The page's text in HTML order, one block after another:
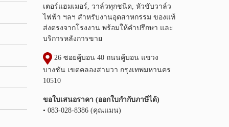
เตอร์แฮมเมอร์, วาล์วทุกชนิด, หัวขับวาล์ว
ไฟฟ้า ฯลฯ สำหรับงานอุตสาหกรรม ของแท้
ส่งตรงจากโรงงาน พร้อมให้คำปรึกษา และ
บริการหลังการขาย
26 ซอยคู้บอน 40 ถนนคู้บอน แขวง
บางชัน เขตคลองสามวา กรุงเทพมหานคร
10510
ขอใบเสนอราคา (ออกใบกำกับภาษีได้)
• 083-028-8386 (คุณแมน)